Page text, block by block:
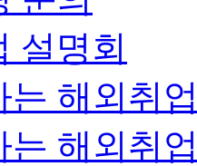
설명회
는 해외취
는 해외취